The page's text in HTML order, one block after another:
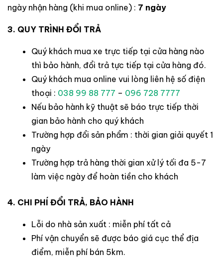
ngày nhận hàng (khi mua online) : 7 ngày
3. QUY TRÌNH ĐỔI TRẢ
Quý khách mua xe trực tiếp tại cửa hàng nào
thì bảo hành, đổi trả tực tiếp tại cửa hàng đó.
Quý khách mua online vui lòng liên hệ số điện
thoại : 038 99 88 777 – 096 728 7777
Nếu bảo hành kỹ thuật sẽ báo trực tiếp thời
gian bảo hành cho quý khách
Trường hợp đổi sản phẩm : thời gian giải quyết 1
ngày
Trường hợp trả hàng thời gian xử lý tối đa 5-7
làm việc ngày để hoàn tiền cho khách
4. CHI PHÍ ĐỔI TRẢ, BẢO HÀNH
Lỗi do nhà sản xuất : miễn phí tất cả
Phí vận chuyển sẽ được báo giá cục thể địa
điểm, miễn phí bán 5km.